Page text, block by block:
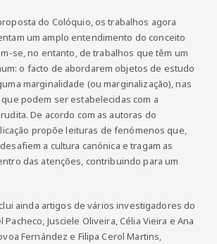
do Colóquio, os trabalhos agora
um amplo entendimento do conceito
se, no entanto, de trabalhos que têm um
o facto de abordarem objetos de estudo
marginalidade (ou marginalização), nas
podem ser estabelecidas com a
De acordo com as autoras do
propõe leituras de fenómenos que,
a cultura canónica e tragam as
das atenções, contribuindo para um
ainda artigos de vários investigadores do
Pacheco, Jusciele Oliveira, Célia Vieira e Ana
Fernández e Filipa Cerol Martins,